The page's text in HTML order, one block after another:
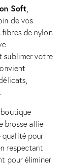
Soft
de vos
fibres de nylon
sublimer votre
brosse allie
qualité pour
respectant
pour éliminer